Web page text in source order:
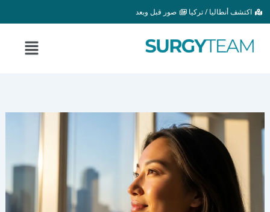
تخطي
إلى
المحتوى
اكتشف أنطاليا / تركيا صور قبل وبعد
القائمة